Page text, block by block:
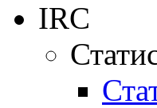
IRC